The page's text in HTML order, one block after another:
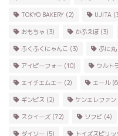
TOKYO BAKERY (2) UJITA
おもちゃ (3) かぷえぼ (3)
ふくふくにゃんこ (3) ぷに丸
アイピーフォー (10) ウルト
エイチエムエー (2) エール
ギンビス (2) ケンエレファン
スクイーズ (72) ソフビ (4)
ダイソー (5) トイズスピリッ